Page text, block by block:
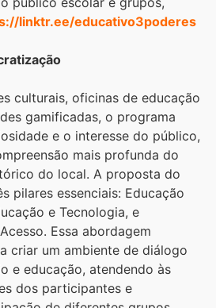
linktr.ee/educativo3poderes
culturais, oficinas de educação
gamificadas, o programa
e o interesse do público,
mais profunda do
do local. A proposta do
pilares essenciais: Educação
e Tecnologia, e
Essa abordagem
criar um ambiente de diálogo
e educação, atendendo às
dos participantes e